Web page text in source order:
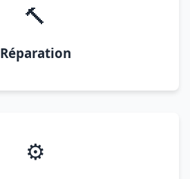
🔨
Réparation
⚙️